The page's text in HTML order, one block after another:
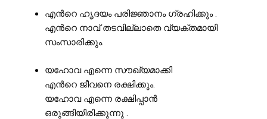
എൻറെ ഹൃദയം പരിജ്ഞാനം ഗ്രഹിക്കും .
എൻറെ നാവ് തടവില്ലാതെ വ്യക്തമായി
സംസാരിക്കും.
യഹോവ എന്നെ സൗഖ്യമാക്കി
എൻറെ ജീവനെ രക്ഷിക്കും.
യഹോവ എന്നെ രക്ഷിപ്പാൻ
ഒരുങ്ങിയിരിക്കുന്നു .